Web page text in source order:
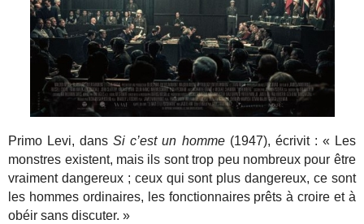
Primo Levi, dansSi c’est un homme(1947), écrivit : « Les
monstres existent, mais ils sont trop peu nombreux pour être
vraiment dangereux ; ceux qui sont plus dangereux, ce sont
les hommes ordinaires, les fonctionnaires prêts à croire et à
obéir sans discuter. »